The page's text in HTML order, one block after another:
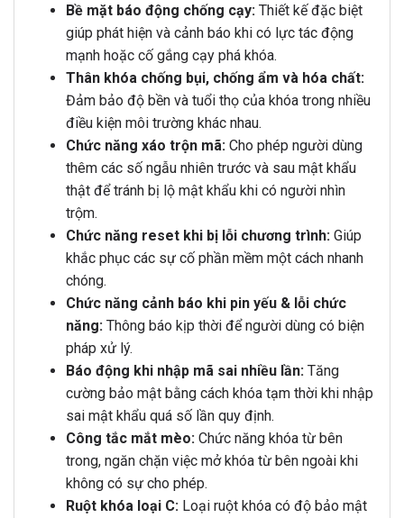
Bề mặt báo động chống cạy:Thiết kế đặc biệt
giúp phát hiện và cảnh báo khi có lực tác động
mạnh hoặc cố gắng cạy phá khóa.
Thân khóa chống bụi, chống ẩm và hóa chất:
Đảm bảo độ bền và tuổi thọ của khóa trong nhiều
điều kiện môi trường khác nhau.
Chức năng xáo trộn mã:Cho phép người dùng
thêm các số ngẫu nhiên trước và sau mật khẩu
thật để tránh bị lộ mật khẩu khi có người nhìn
trộm.
Chức năng reset khi bị lỗi chương trình:Giúp
khắc phục các sự cố phần mềm một cách nhanh
chóng.
Chức năng cảnh báo khi pin yếu & lỗi chức
năng:Thông báo kịp thời để người dùng có biện
pháp xử lý.
Báo động khi nhập mã sai nhiều lần:Tăng
cường bảo mật bằng cách khóa tạm thời khi nhập
sai mật khẩu quá số lần quy định.
Công tắc mắt mèo:Chức năng khóa từ bên
trong, ngăn chặn việc mở khóa từ bên ngoài khi
không có sự cho phép.
Ruột khóa loại C:Loại ruột khóa có độ bảo mật